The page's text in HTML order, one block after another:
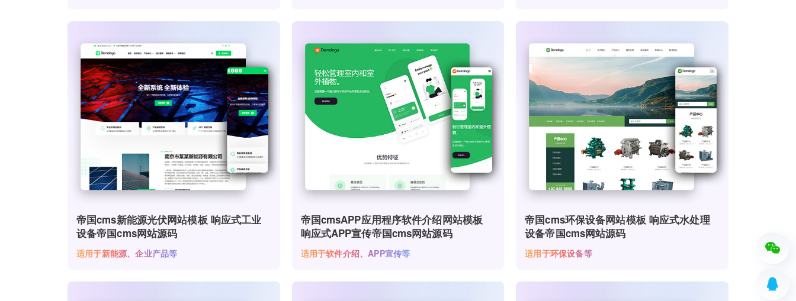
帝国cms新能源光伏网站模板 响应式工业
设备帝国cms网站源码
适用于新能源、企业产品等
帝国cmsAPP应用程序软件介绍网站模板
响应式APP宣传帝国cms网站源码
适用于软件介绍、APP宣传等
帝国cms环保设备网站模板 响应式水处理
设备帝国cms网站源码
适用于环保设备等